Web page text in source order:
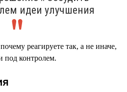
идеи улучшения
реагируете так, а не иначе,
под контролем.